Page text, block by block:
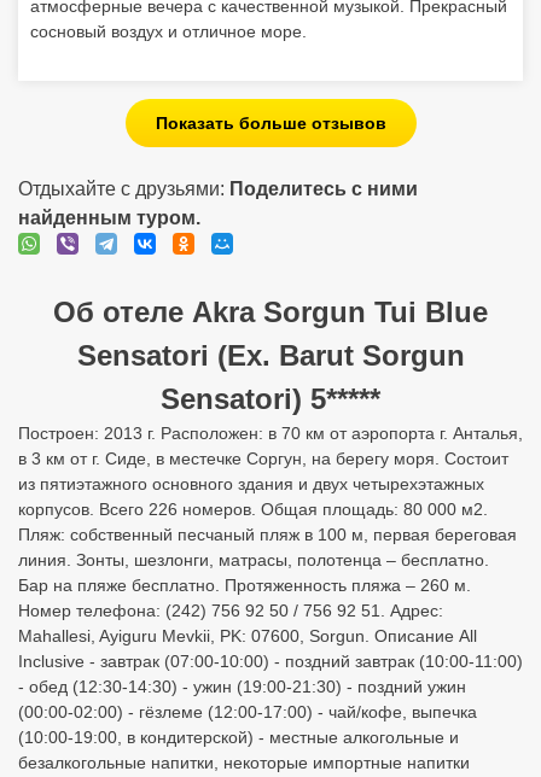
атмосферные вечера с качественной музыкой. Прекрасный
сосновый воздух и отличное море.
Показать больше отзывов
Отдыхайте с друзьями: Поделитесь с ними
найденным туром.
Об отеле Akra Sorgun Tui Blue
Sensatori (Ex. Barut Sorgun
Sensatori) 5*****
Построен: 2013 г. Расположен: в 70 км от аэропорта г. Анталья,
в 3 км от г. Сиде, в местечке Соргун, на берегу моря. Состоит
из пятиэтажного основного здания и двух четырехэтажных
корпусов. Всего 226 номеров. Общая площадь: 80 000 м2.
Пляж: собственный песчаный пляж в 100 м, первая береговая
линия. Зонты, шезлонги, матрасы, полотенца – бесплатно.
Бар на пляже бесплатно. Протяженность пляжа – 260 м.
Номер телефона: (242) 756 92 50 / 756 92 51. Адрес:
Mahallesi, Ayiguru Mevkii, PK: 07600, Sorgun. Описание All
Inclusive - завтрак (07:00-10:00) - поздний завтрак (10:00-11:00)
- обед (12:30-14:30) - ужин (19:00-21:30) - поздний ужин
(00:00-02:00) - гёзлеме (12:00-17:00) - чай/кофе, выпечка
(10:00-19:00, в кондитерской) - местные алкогольные и
безалкогольные напитки, некоторые импортные напитки